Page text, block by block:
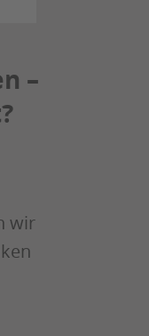
–
wir